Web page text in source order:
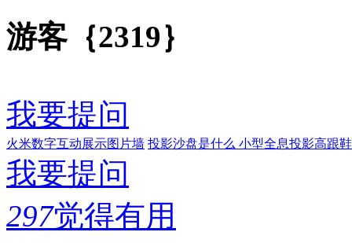
游客｛2319｝
我要提问
火米数字互动展示图片墙 投影沙盘是什么 小型全息投影高跟
我要提问
297觉得有用